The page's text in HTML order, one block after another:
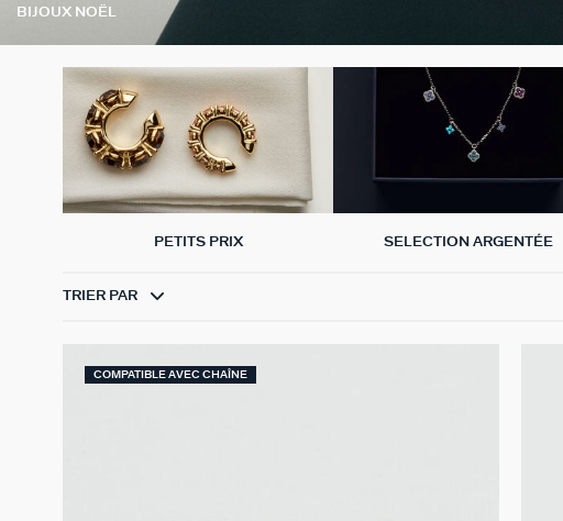
PETITS PRIX SELECTION ARGENTÉE
BIJOUX NOËL
TRIER PAR
COMPATIBLE AVEC CHAÎNE